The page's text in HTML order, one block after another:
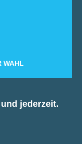
WAHL
jederzeit.